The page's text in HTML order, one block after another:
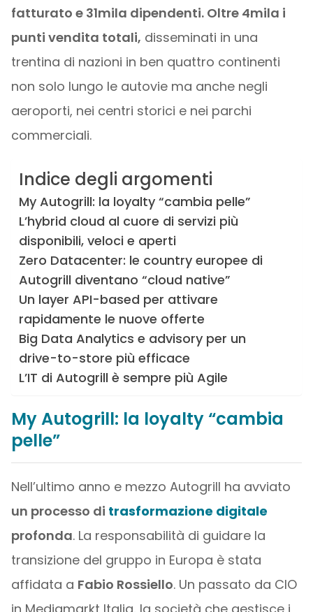
fatturato e 31mila dipendenti. Oltre 4mila i
punti vendita totali, disseminati in una
trentina di nazioni in ben quattro continenti
non solo lungo le autovie ma anche negli
aeroporti, nei centri storici e nei parchi
commerciali.
Indice degli argomenti
My Autogrill: la loyalty “cambia pelle”
L’hybrid cloud al cuore di servizi più
disponibili, veloci e aperti
Zero Datacenter: le country europee di
Autogrill diventano “cloud native”
Un layer API-based per attivare
rapidamente le nuove offerte
Big Data Analytics e advisory per un
drive-to-store più efficace
L’IT di Autogrill è sempre più Agile
My Autogrill: la loyalty “cambia
pelle”
Nell’ultimo anno e mezzo Autogrill ha avviato
un processo di trasformazione digitale
profonda. La responsabilità di guidare la
transizione del gruppo in Europa è stata
affidata a Fabio Rossiello. Un passato da CIO